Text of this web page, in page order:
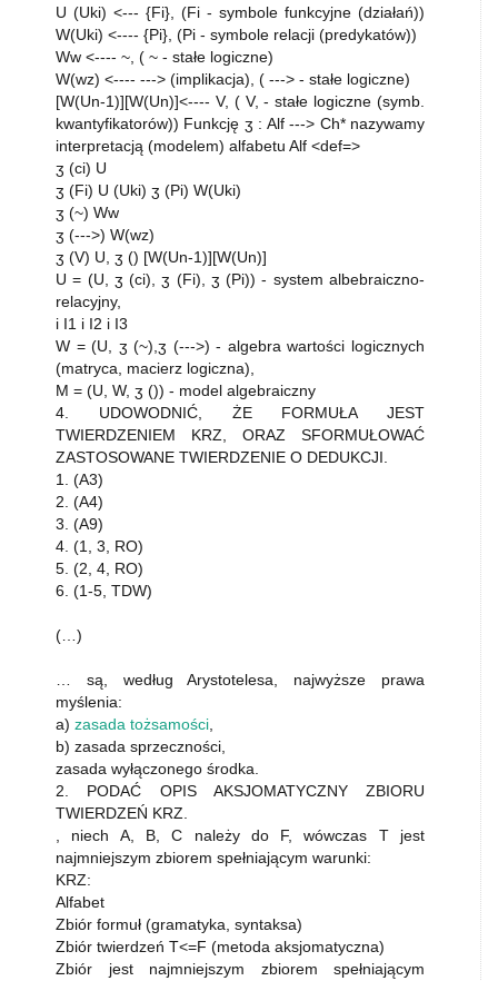
U (Uki) <--- {Fi}, (Fi - symbole funkcyjne (działań))
W(Uki) <---- {Pi}, (Pi - symbole relacji (predykatów))
Ww <---- ~, ( ~ - stałe logiczne)
W(wz) <---- ---> (implikacja), ( ---> - stałe logiczne)
[W(Un-1)][W(Un)]<---- V, ( V, - stałe logiczne (symb.
kwantyfikatorów)) Funkcję ʒ : Alf ---> Ch* nazywamy
interpretacją (modelem) alfabetu Alf <def=>
ʒ (ci) U
ʒ (Fi) U (Uki) ʒ (Pi) W(Uki)
ʒ (~) Ww
ʒ (--->) W(wz)
ʒ (V) U, ʒ () [W(Un-1)][W(Un)]
U = (U, ʒ (ci), ʒ (Fi), ʒ (Pi)) - system albebraiczno-
relacyjny,
i I1 i I2 i I3
W = (U, ʒ (~),ʒ (--->) - algebra wartości logicznych
(matryca, macierz logiczna),
M = (U, W, ʒ ()) - model algebraiczny
4. UDOWODNIĆ, ŻE FORMUŁA JEST
TWIERDZENIEM KRZ, ORAZ SFORMUŁOWAĆ
ZASTOSOWANE TWIERDZENIE O DEDUKCJI.
1. (A3)
2. (A4)
3. (A9)
4. (1, 3, RO)
5. (2, 4, RO)
6. (1-5, TDW)
(…)
… są, według Arystotelesa, najwyższe prawa
myślenia:
a) zasada tożsamości
b) zasada sprzeczności,
zasada wyłączonego środka.
2. PODAĆ OPIS AKSJOMATYCZNY ZBIORU
TWIERDZEŃ KRZ.
, niech A, B, C należy do F, wówczas T jest
najmniejszym zbiorem spełniającym warunki:
KRZ:
Alfabet
Zbiór formuł (gramatyka, syntaksa)
Zbiór twierdzeń T<=F (metoda aksjomatyczna)
Zbiór jest najmniejszym zbiorem spełniającym